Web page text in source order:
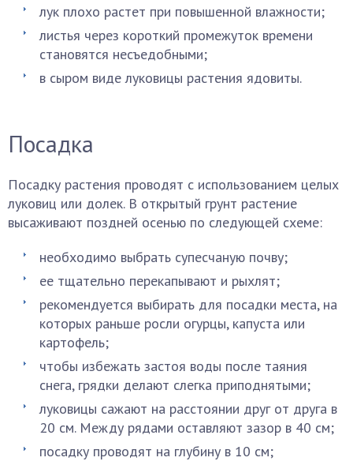
лук плохо растет при повышенной влажности;
листья через короткий промежуток времени
становятся несъедобными;
в сыром виде луковицы растения ядовиты.
Посадка
Посадку растения проводят с использованием целых
луковиц или долек. В открытый грунт растение
высаживают поздней осенью по следующей схеме:
необходимо выбрать супесчаную почву;
ее тщательно перекапывают и рыхлят;
рекомендуется выбирать для посадки места, на
которых раньше росли огурцы, капуста или
картофель;
чтобы избежать застоя воды после таяния
снега, грядки делают слегка приподнятыми;
луковицы сажают на расстоянии друг от друга в
20 см. Между рядами оставляют зазор в 40 см;
посадку проводят на глубину в 10 см;